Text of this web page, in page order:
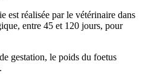
est réalisée par le vétérinaire dans
entre 45 et 120 jours, pour
gestation, le poids du foetus